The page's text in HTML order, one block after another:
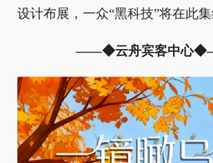
设计布展，一众“黑科技”将在此集
——◆云舟宾客中心